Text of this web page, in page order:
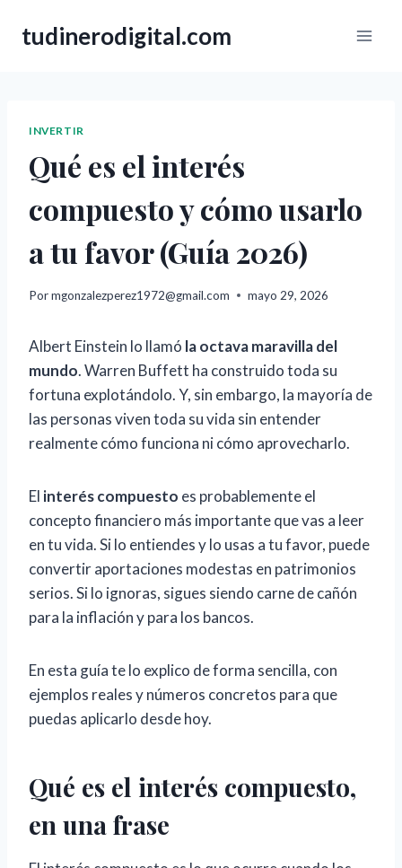
tudinerodigital.com
INVERTIR
Qué es el interés
compuesto y cómo usarlo
a tu favor (Guía 2026)
Pormgonzalezperez1972@gmail.com mayo 29, 2026
Albert Einstein lo llamó la octava maravilla del
mundo. Warren Buffett ha construido toda su
fortuna explotándolo. Y, sin embargo, la mayoría de
las personas viven toda su vida sin entender
realmente cómo funciona ni cómo aprovecharlo.
El interés compuesto es probablemente el
concepto financiero más importante que vas a leer
en tu vida. Si lo entiendes y lo usas a tu favor, puede
convertir aportaciones modestas en patrimonios
serios. Si lo ignoras, sigues siendo carne de cañón
para la inflación y para los bancos.
En esta guía te lo explico de forma sencilla, con
ejemplos reales y números concretos para que
puedas aplicarlo desde hoy.
Qué es el interés compuesto,
en una frase